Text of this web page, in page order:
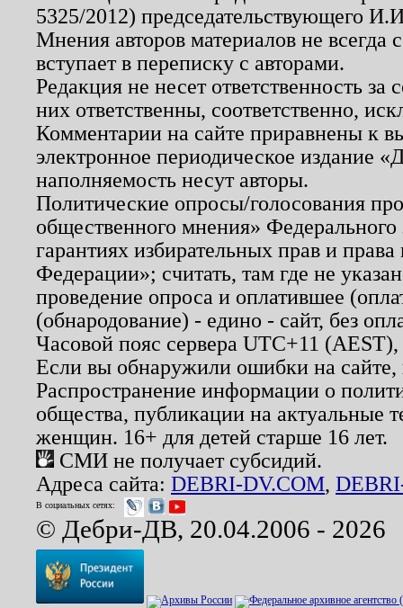
5325/2012) председательствующего
Мнения авторов материалов не
вступает в переписку с авторами.
Редакция не несет ответственность
них ответственны, соответственно,
Комментарии на сайте приравнены к
электронное периодическое издание
наполняемость несут авторы.
Политические опросы/голосования
общественного мнения»
гарантиях избирательных прав и
Федерации»; считать, там где не
проведение опроса и оплатившее
(обнародование) - едино - сайт, без
Часовой пояс сервера UTC+11
Если вы обнаружили ошибки на
Распространение информации о
общества, публикации на актуальные
женщин. 16+ для детей старше 16 лет.
СМИ не получает субсидий.
Адреса сайта: DEBRI-DV.COM,
В социальных сетях:
© Дебри-ДВ, 20.04.2006 - 2026